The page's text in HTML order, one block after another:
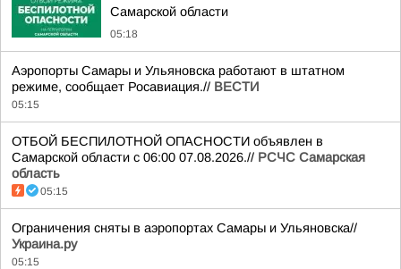
Самарской области
05:18
Аэропорты Самары и Ульяновска работают в штатном
режиме, сообщает Росавиация.// ВЕСТИ
05:15
ОТБОЙ БЕСПИЛОТНОЙ ОПАСНОСТИ объявлен в
Самарской области с 06:00 07.08.2026.// РСЧС Самарская
область
05:15
Ограничения сняты в аэропортах Самары и Ульяновска//
Украина.ру
05:15